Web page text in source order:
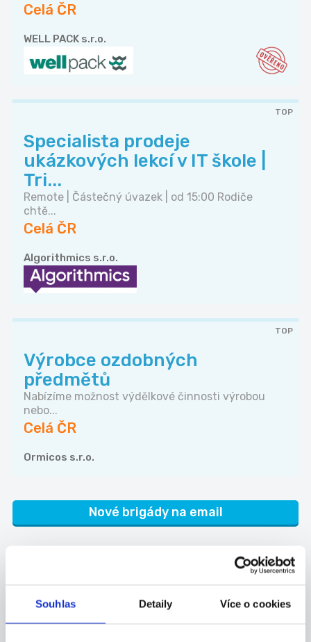
Souhlas Detaily Více o cookies
Celá ČR
WELL PACK s.r.o.
TOP
Specialista prodeje
ukázkových lekcí v IT škole |
Tri...
Remote | Částečný úvazek | od 15:00 Rodiče
chtě...
Celá ČR
Algorithmics s.r.o.
TOP
Výrobce ozdobných
předmětů
Nabízíme možnost výdělkové činnosti výrobou
nebo...
Celá ČR
Ormicos s.r.o.
Nové brigády na email
Částečný úvazek